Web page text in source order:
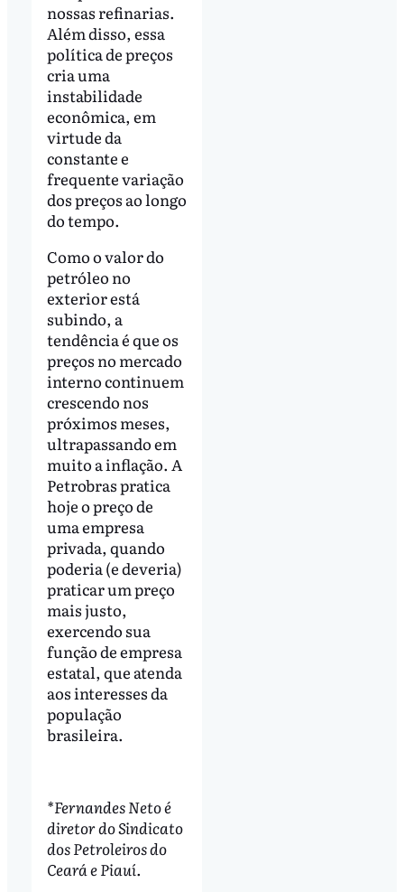
nossas refinarias.
Além disso, essa
política de preços
cria uma
instabilidade
econômica, em
virtude da
constante e
frequente variação
dos preços ao longo
do tempo.
Como o valor do
petróleo no
exterior está
subindo, a
tendência é que os
preços no mercado
interno continuem
crescendo nos
próximos meses,
ultrapassando em
muito a inflação. A
Petrobras pratica
hoje o preço de
uma empresa
privada, quando
poderia (e deveria)
praticar um preço
mais justo,
exercendo sua
função de empresa
estatal, que atenda
aos interesses da
população
brasileira.
*Fernandes Neto é
diretor do Sindicato
dos Petroleiros do
Ceará e Piauí.